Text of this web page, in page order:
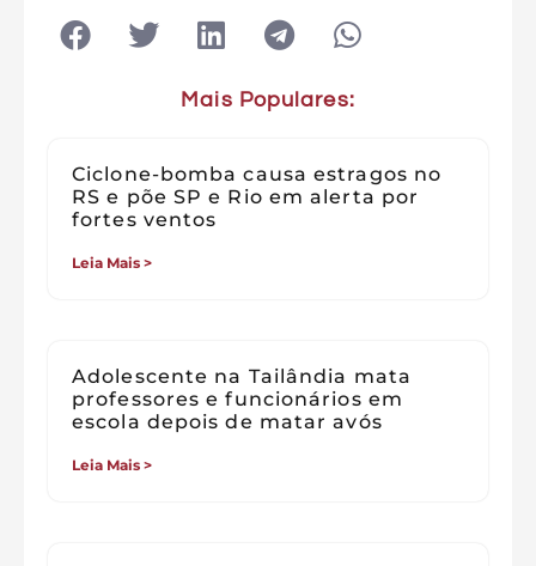
Mais Populares:
Ciclone-bomba causa estragos no
RS e põe SP e Rio em alerta por
fortes ventos
Leia Mais >
Adolescente na Tailândia mata
professores e funcionários em
escola depois de matar avós
Leia Mais >